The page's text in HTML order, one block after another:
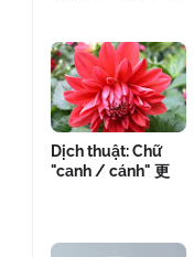
Dịch thuật: Chữ
"canh / cánh" 更